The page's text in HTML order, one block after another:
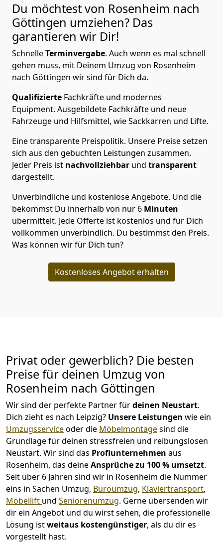
Du möchtest von Rosenheim nach
Göttingen umziehen? Das
garantieren wir Dir!
SchnelleTerminvergabe. Auch wenn es mal schnell
gehen muss, mit Deinem Umzug von Rosenheim
nach Göttingen wir sind für Dich da.
Qualifizierte Fachkräfte und modernes
Equipment. Ausgebildete Fachkräfte und neue
Fahrzeuge und Hilfsmittel, wie Sackkarren und Lifte.
Eine transparente Preispolitik. Unsere Preise setzen
sich aus den gebuchten Leistungen zusammen.
Jeder Preis ist nachvollziehbar und transparent
dargestellt.
Unverbindliche und kostenlose Angebote. Und die
bekommst Du innerhalb von nur 6 Minuten
übermittelt. Jede Offerte ist kostenlos und für Dich
vollkommen unverbindlich. Du bestimmst den Preis.
Was können wir für Dich tun?
Kostenloses Angebot erhalten
Privat oder gewerblich? Die besten
Preise für deinen Umzug von
Rosenheim nach Göttingen
Wir sind der perfekte Partner fürdeinen Neustart.
Dich zieht es nach Leipzig? Unsere Leistungen wie ein
Umzugsserviceoder die Möbelmontagesind die
Grundlage für deinen stressfreien und reibungslosen
Neustart. Wir sind das Profiunternehmen aus
Rosenheim, das deineAnsprüche zu 100 % umsetzt.
Seit über 6 Jahren sind wir in Rosenheim die Nummer
eins in Sachen Umzug, Büroumzug, Klaviertransport,
Möbellift und Seniorenumzug. Gerne übersenden wir
dir ein Angebot und du wirst sehen, die professionelle
Lösung istweitaus kostengünstiger, als du dir es
vorgestellt hast.